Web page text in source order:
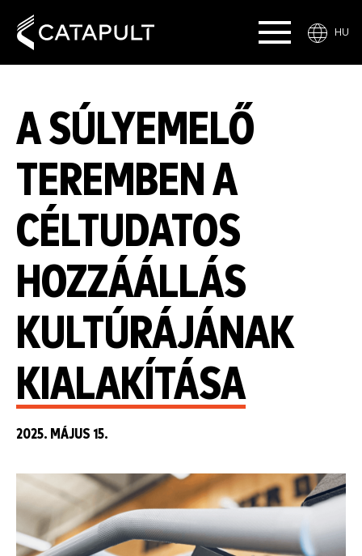
HU
A SÚLYEMELŐ
TEREMBEN A
CÉLTUDATOS
HOZZÁÁLLÁS
KULTÚRÁJÁNAK
KIALAKÍTÁSA
2025. MÁJUS 15.